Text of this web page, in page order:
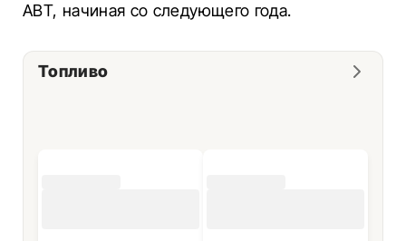
ABT, начиная со следующего года.
Топливо